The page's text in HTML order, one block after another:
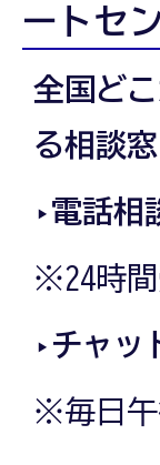
ートセ
全国ど
る相談窓
‣電話相
※24時
‣ チャッ
※毎日午